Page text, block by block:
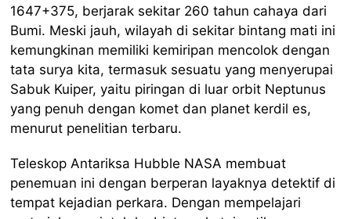
1647+375, berjarak sekitar 260 tahun cahaya dari
Bumi. Meski jauh, wilayah di sekitar bintang mati ini
kemungkinan memiliki kemiripan mencolok dengan
tata surya kita, termasuk sesuatu yang menyerupai
Sabuk Kuiper, yaitu piringan di luar orbit Neptunus
yang penuh dengan komet dan planet kerdil es,
menurut penelitian terbaru.
Teleskop Antariksa Hubble NASA membuat
penemuan ini dengan berperan layaknya detektif di
tempat kejadian perkara. Dengan mempelajari